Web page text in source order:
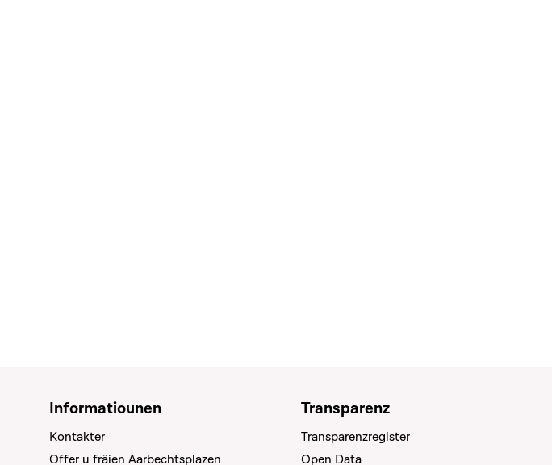
Informatiounen
Kontakter
Offer u fräien Aarbechtsplazen
Transparenz
Transparenzregister
Open Data